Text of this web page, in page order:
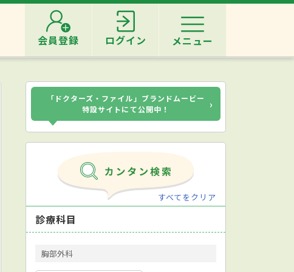
会員登録 ログイン メニュー
「ドクターズ・ファイル」ブランドムービー
特設サイトにて公開中！
›
すべてをクリア
診療科目
胸部外科